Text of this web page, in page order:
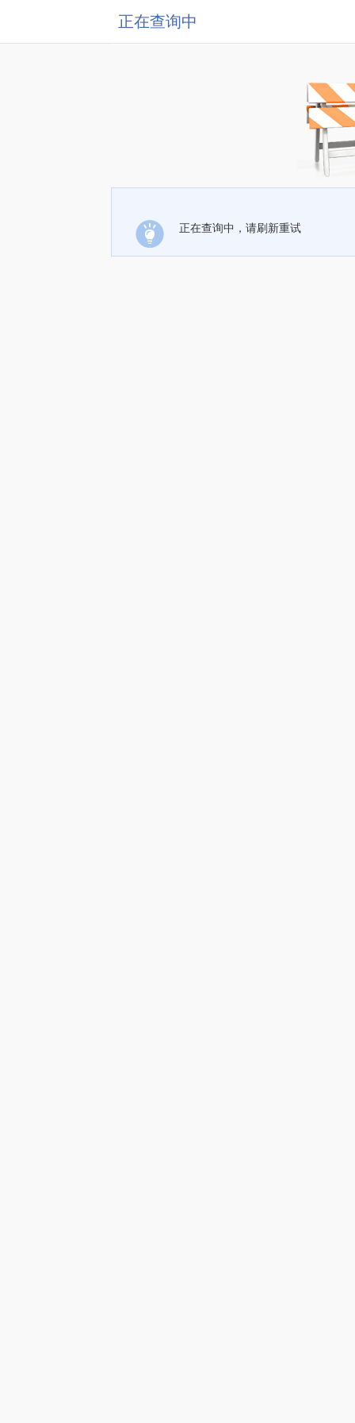
正在查询中
正在查询中，请刷新重试